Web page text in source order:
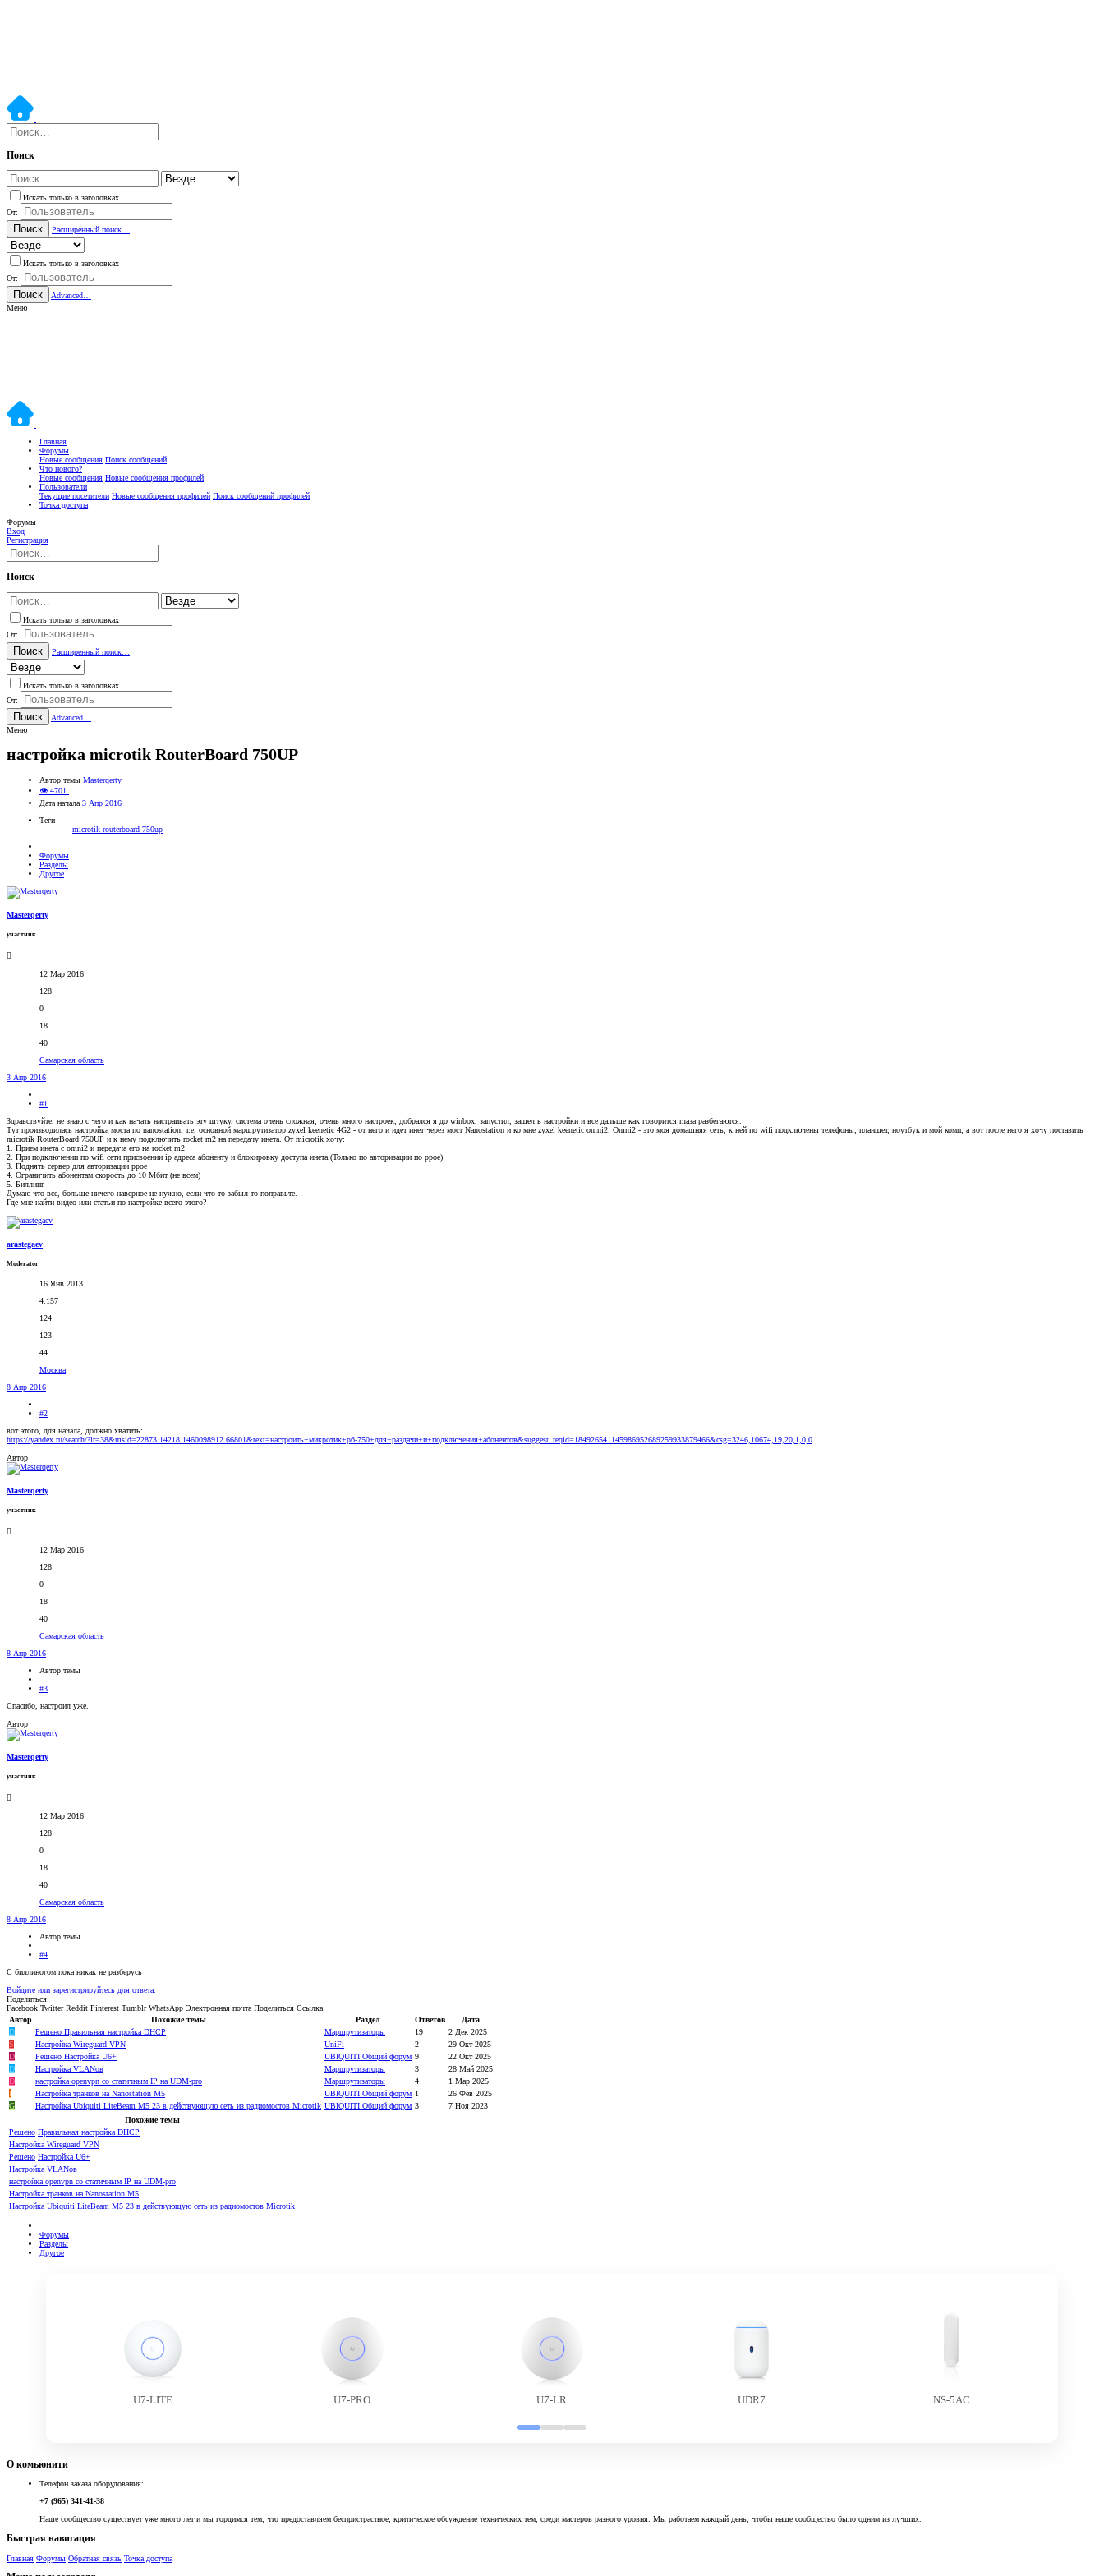
Поиск
Искать только в заголовках
От:
Поиск Расширенный поиск…
Искать только в заголовках
От:
Поиск
Advanced…
Меню
Главная
Форумы
Новые сообщения Поиск сообщений
Что нового?
Новые сообщения Новые сообщения профилей
Пользователи
Текущие посетители Новые сообщения профилей Поиск сообщений профилей
Точка доступа
Форумы
Вход
Регистрация
Поиск
Искать только в заголовках
От:
Поиск Расширенный поиск…
Искать только в заголовках
От:
Поиск
Advanced…
Меню
настройка microtik RouterBoard 750UP
Автор темы Masterqerty
👁 4701
Дата начала 3 Апр 2016
Теги
microtik routerboard 750up
Форумы
Разделы
Другое
Masterqerty
участник
12 Мар 2016
128
0
18
40
Самарская область
3 Апр 2016
#1
Здравствуйте, не знаю с чего и как начать настраивать эту штуку, система очень сложная, очень много настроек, добрался я до winbox, запустил, зашел в настройки и все дальше как говорится глаза разбегаются.
Тут производилась настройка моста по nanostation, т.е. основной маршрутизатор zyxel keenetic 4G2 - от него и идет инет через мост Nanostation и ко мне zyxel keenetic omni2. Omni2 - это моя домашняя сеть, к ней по wifi подключены телефоны, планшет, ноутбук и мой комп, а вот после него я хочу поставить
microtik RouterBoard 750UP и к нему подключить rocket m2 на передачу инета. От microtik хочу:
1. Прием инета с omni2 и передача его на rocket m2
2. При подключении по wifi сети присвоении ip адреса абоненту и блокировку доступа инета.(Только по авторизации по ppoe)
3. Поднять сервер для авторизации ppoe
4. Ограничить абонентам скорость до 10 Мбит (не всем)
5. Биллинг
Думаю что все, больше ничего наверное не нужно, если что то забыл то поправьте.
Где мне найти видео или статьи по настройке всего этого?
arastegaev
Moderator
16 Янв 2013
4.157
124
123
44
Москва
8 Апр 2016
#2
вот этого, для начала, должно хватить:
https://yandex.ru/search/?lr=38&msid=22873.14218.1460098912.66801&text=настроить+микротик+рб-750+для+раздачи+и+подключения+абонентов&suggest_reqid=184926541145986952689259933879466&csg=3246,10674,19,20,1,0,0
Автор
Masterqerty
участник
12 Мар 2016
128
0
18
40
Самарская область
8 Апр 2016
Автор темы
#3
Спасибо, настроил уже.
Автор
Masterqerty
участник
12 Мар 2016
128
0
18
40
Самарская область
8 Апр 2016
Автор темы
#4
С биллиногом пока никак не разберусь
Войдите или зарегистрируйтесь для ответа.
Поделиться:
Facebook Twitter Reddit Pinterest Tumblr WhatsApp Электронная почта Поделиться Ссылка
Автор
Похожие темы Раздел Ответов
Дата
D
Решено Правильная настройка DHCP Маршрутизаторы 19
2 Дек 2025
S
Настройка Wireguard VPN UniFi 2
29 Окт 2025
D
Решено Настройка U6+ UBIQUITI Общий форум 9
22 Окт 2025
D
Настройка VLANов Маршрутизаторы 3
28 Май 2025
D
настройка openvpn со статичным IP на UDM-pro Маршрутизаторы 4
1 Мар 2025
I
Настройка транков на Nanostation M5 UBIQUITI Общий форум 1
26 Фев 2025
G
Настройка Ubiquiti LiteBeam M5 23 в действующую сеть из радиомостов Microtik UBIQUITI Общий форум 3
7 Ноя 2023
Похожие темы
Решено Правильная настройка DHCP
Настройка Wireguard VPN
Решено Настройка U6+
Настройка VLANов
настройка openvpn со статичным IP на UDM-pro
Настройка транков на Nanostation M5
Настройка Ubiquiti LiteBeam M5 23 в действующую сеть из радиомостов Microtik
Форумы
Разделы
Другое
U7-LITE U7-PRO U7-LR UDR7 NS-5AC
О комьюнити
Телефон заказа оборудования:
+7 (965) 341-41-38
Наше сообщество существует уже много лет и мы гордимся тем, что предоставляем беспристрастное, критическое обсуждение технических тем, среди мастеров разного уровня. Мы работаем каждый день, чтобы наше сообщество было одним из лучших.
Быстрая навигация
Главная Форумы Обратная связь Точка доступа